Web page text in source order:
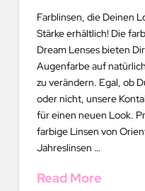
Farblinsen, die Deinen
Stärke erhältlich! Die
Dream Lenses bieten
Augenfarbe auf
zu verändern. Egal, ob
oder nicht, unsere
für einen neuen Look.
farbige Linsen von
Jahreslinsen …
Read More